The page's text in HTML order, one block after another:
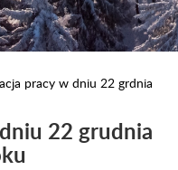
pracy w dniu 22 grdnia
22 grudnia